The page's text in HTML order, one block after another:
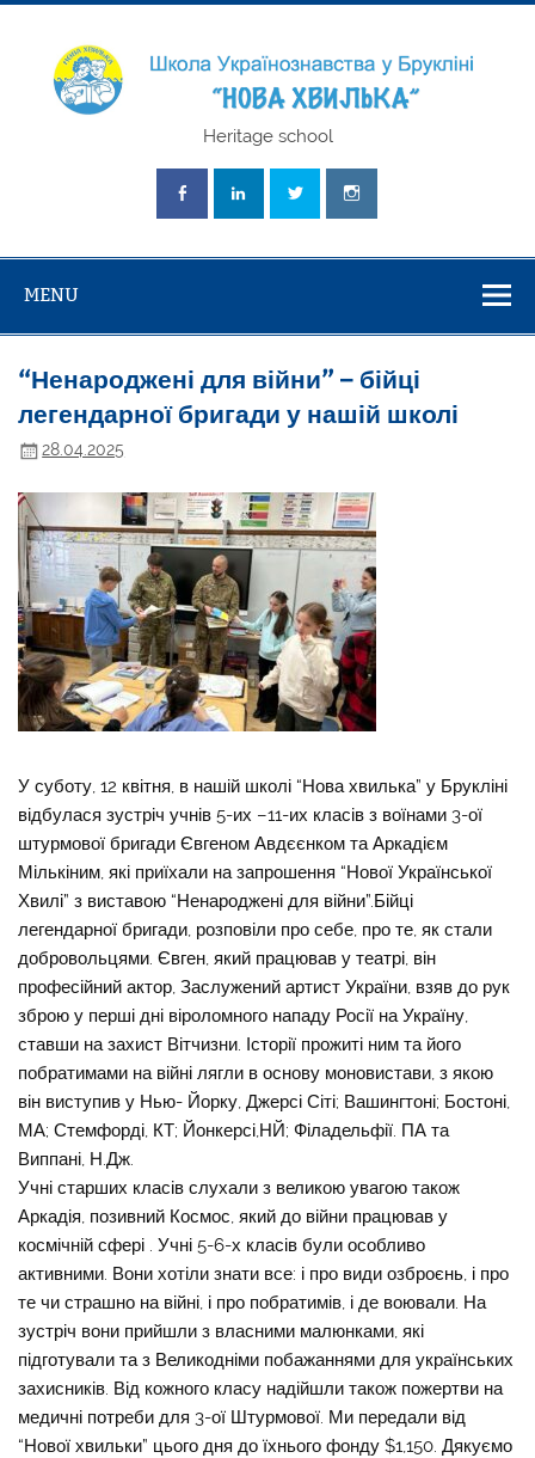
Skip
"Нова
Heritage school
MENU
“Ненароджені для війни” – бійці
легендарної бригади у нашій школі
28.04.2025
У суботу, 12 квітня, в нашій школі “Нова хвилька” у Брукліні
відбулася зустріч учнів 5-их –11-их класів з воїнами 3-ої
штурмової бригади Євгеном Авдєєнком та Аркадієм
Мількіним, які приїхали на запрошення “Нової Української
Хвилі” з виставою “Ненароджені для війни”.Бійці
легендарної бригади, розповіли про себе, про те, як стали
добровольцями. Євген, який працював у театрі, він
професійний актор, Заслужений артист України, взяв до рук
зброю у перші дні віроломного нападу Росії на Україну,
ставши на захист Вітчизни. Історії прожиті ним та його
побратимами на війні лягли в основу моновистави, з якою
він виступив у Нью- Йорку, Джерсі Сіті; Вашингтоні; Бостоні,
МА; Стемфорді, КТ; Йонкерсі,НЙ; Філадельфії. ПА та
Виппані, Н.Дж.
Учні старших класів слухали з великою увагою також
Аркадія, позивний Космос, який до війни працював у
космічній сфері . Учні 5-6-х класів були особливо
активними. Вони хотіли знати все: і про види озброєнь, і про
те чи страшно на війні, і про побратимів, і де воювали. На
зустріч вони прийшли з власними малюнками, які
підготували та з Великодніми побажаннями для українських
захисників. Від кожного класу надійшли також пожертви на
медичні потреби для 3-ої Штурмової. Ми передали від
“Нової хвильки” цього дня до їхнього фонду $1,150. Дякуємо